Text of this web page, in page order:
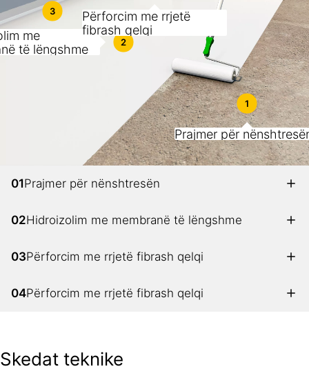
1
Prajmer për
2
me
të lëngshme
3
Përforcim me rrjetë
fibrash qelqi
01Prajmer për nënshtresën
02Hidroizolim me membranë të lëngshme
03Përforcim me rrjetë fibrash qelqi
04Përforcim me rrjetë fibrash qelqi
Skedat teknike